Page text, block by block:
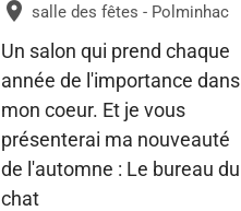
salle des fêtes - Polminhac
Un salon qui prend chaque
année de l'importance dans
mon coeur. Et je vous
présenterai ma nouveauté
de l'automne : Le bureau du
chat